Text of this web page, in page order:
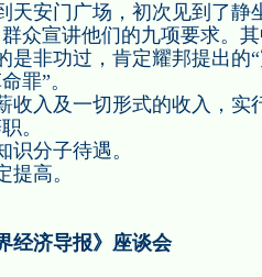
天安门广场，初次见到了静
众宣讲他们的九项要求。
是非功过，肯定耀邦提出的
罪”。
收入及一切形式的收入，实
。
分子待遇。
高。
经济导报》座谈会